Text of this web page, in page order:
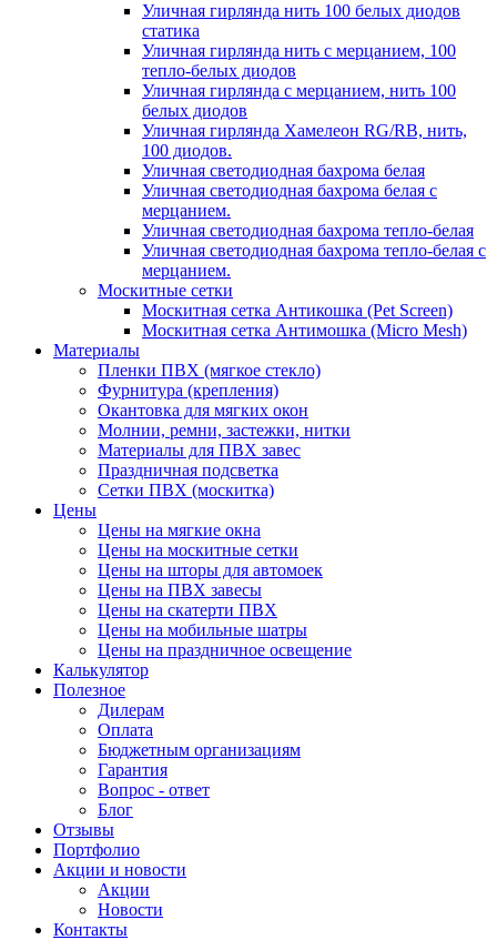
Уличная гирлянда нить 100 белых диодов
статика
Уличная гирлянда нить с мерцанием, 100
тепло-белых диодов
Уличная гирлянда с мерцанием, нить 100
белых диодов
Уличная гирлянда Хамелеон RG/RB, нить,
100 диодов.
Уличная светодиодная бахрома белая
Уличная светодиодная бахрома белая с
мерцанием.
Уличная светодиодная бахрома тепло-белая
Уличная светодиодная бахрома тепло-белая с
мерцанием.
Москитные сетки
Москитная сетка Антикошка (Pet Screen)
Москитная сетка Антимошка (Micro Mesh)
Материалы
Пленки ПВХ (мягкое стекло)
Фурнитура (крепления)
Окантовка для мягких окон
Молнии, ремни, застежки, нитки
Материалы для ПВХ завес
Праздничная подсветка
Сетки ПВХ (москитка)
Цены
Цены на мягкие окна
Цены на москитные сетки
Цены на шторы для автомоек
Цены на ПВХ завесы
Цены на скатерти ПВХ
Цены на мобильные шатры
Цены на праздничное освещение
Калькулятор
Полезное
Дилерам
Оплата
Бюджетным организациям
Гарантия
Вопрос - ответ
Блог
Отзывы
Портфолио
Акции и новости
Акции
Новости
Контакты